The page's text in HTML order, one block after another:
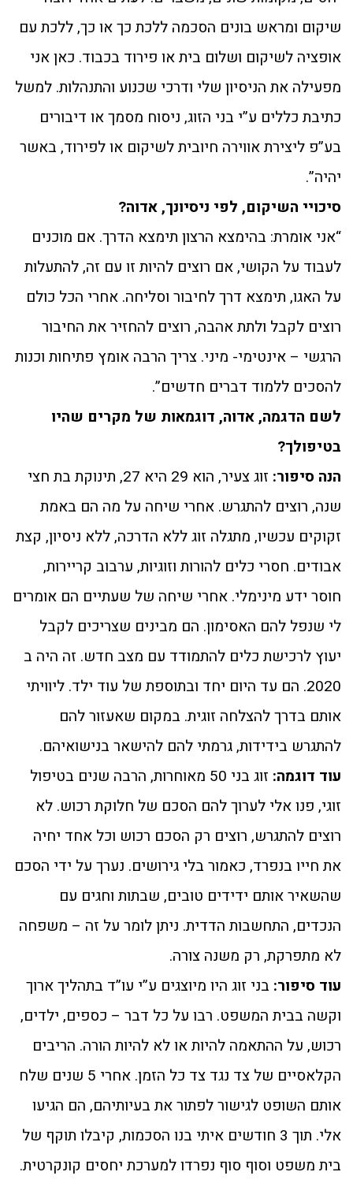
שיקום ומראש בונים הסכמה ללכת כך או כך, ללכת עם
אופציה לשיקום ושלום בית או פירוד בכבוד. כאן אני
מפעילה את הניסיון שלי ודרכי שכנוע והתנהלות. למשל
כתיבת כללים ע”י בני הזוג, ניסוח מסמך או דיבורים
בע”פ ליצירת אווירה חיובית לשיקום או לפירוד, באשר
יהיה”.
סיכויי השיקום, לפי ניסיונך, אדוה?
“אני אומרת: בהימצא הרצון תימצא הדרך. אם מוכנים
לעבוד על הקושי, אם רוצים להיות זו עם זה, להתעלות
על האגו, תימצא דרך לחיבור וסליחה. אחרי הכל כולם
רוצים לקבל ולתת אהבה, רוצים להחזיר את החיבור
הרגשי – אינטימי- מיני. צריך הרבה אומץ פתיחות וכנות
להסכים ללמוד דברים חדשים”.
לשם הדגמה, אדוה, דוגמאות של מקרים שהיו
בטיפולך?
הנה סיפור:
זוג צעיר, הוא 29 היא 27, תינוקת בת חצי
שנה, רוצים להתגרש. אחרי שיחה על מה הם באמת
זקוקים עכשיו, מתגלה זוג ללא הדרכה, ללא ניסיון, קצת
אבודים. חסרי כלים להורות וזוגיות, ערבוב קריירות,
חוסר ידע מינימלי. אחרי שיחה של שעתיים הם אומרים
לי שנפל להם האסימון. הם מבינים שצריכים לקבל
יעוץ לרכישת כלים להתמודד עם מצב חדש. זה היה ב
2020. הם עד היום יחד ובתוספת של עוד ילד. ליוויתי
אותם בדרך להצלחה זוגית. במקום שאעזור להם
להתגרש בידידות, גרמתי להם להישאר בנישואיהם.
עוד דוגמה:
זוג בני 50 מאוחרות, הרבה שנים בטיפול
זוגי, פנו אלי לערוך להם הסכם של חלוקת רכוש. לא
רוצים להתגרש, רוצים רק הסכם רכוש וכל אחד יחיה
את חייו בנפרד, כאמור בלי גירושים. נערך על ידי הסכם
שהשאיר אותם ידידים טובים, שבתות וחגים עם
הנכדים, התחשבות הדדית. ניתן לומר על זה – משפחה
לא מתפרקת, רק משנה צורה.
עוד סיפור: בני זוג היו מיוצגים ע”י עו”ד בתהליך ארוך
וקשה בבית המשפט. רבו על כל דבר – כספים, ילדים,
רכוש, על ההתאמה להיות או לא להיות הורה. הריבים
הקלאסיים של צד נגד צד כל הזמן. אחרי 5 שנים שלח
אותם השופט לגישור לפתור את בעיותיהם, הם הגיעו
אלי. תוך 3 חודשים איתי בנו הסכמות, קיבלו תוקף של
בית משפט וסוף סוף נפרדו למערכת יחסים קונקרטית.